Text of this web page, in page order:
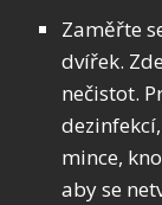
Zaměřte
dvířek.
nečistot.
mince,
aby se